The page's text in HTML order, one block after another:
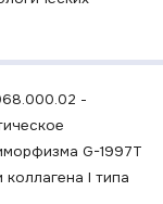
-
G-1997T
коллагена I типа